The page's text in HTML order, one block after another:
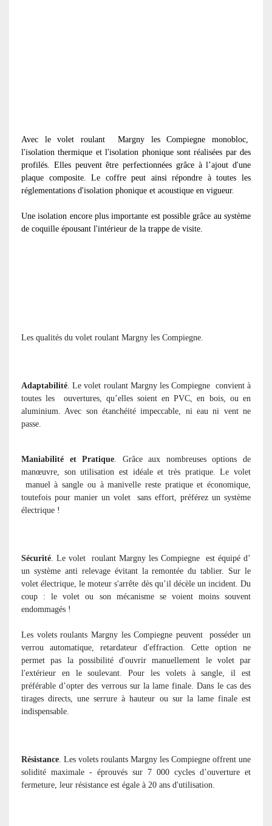
Avec le volet roulant
Margny les Compiegne monobloc,
l'isolation thermique et l'isolation phonique sont réalisées par des
profilés. Elles peuvent être perfectionnées grâce à l’ajout d'une
plaque composite. Le coffre peut ainsi répondre à toutes les
réglementations d'isolation phonique et acoustique en vigueur.
Une isolation encore plus importante est possible grâce au système
de coquille épousant l'intérieur de la trappe de visite.
Les qualités du volet roulant Margny les Compiegne.
Adaptabilité . Le volet roulant Margny les Compiegne convient à
toutes les
ouvertures, qu’elles soient en PVC, en bois, ou en
aluminium. Avec son étanchéité impeccable, ni eau ni vent ne
passe.
Maniabilité et Pratique . Grâce aux nombreuses options de
manœuvre, son utilisation est idéale et très pratique. Le volet
manuel à sangle ou à manivelle reste pratique et économique,
toutefois pour manier un volet
sans effort, préférez un système
électrique !
Sécurité . Le volet roulant Margny les Compiegne
est équipé d’
un système anti relevage évitant la remontée du tablier. Sur le
volet électrique, le moteur s'arrête dès qu’il décèle un incident. Du
coup : le volet ou son mécanisme se voient moins souvent
endommagés !
Les volets roulants Margny les Compiegne peuvent
posséder un
verrou automatique, retardateur d'effraction. Cette option ne
permet pas la possibilité d'ouvrir manuellement le volet par
l'extérieur en le soulevant. Pour les volets à sangle, il est
préférable d’opter des verrous sur la lame finale. Dans le cas des
tirages directs, une serrure à hauteur ou sur la lame finale est
indispensable.
Résistance . Les volets roulants Margny les Compiegne offrent une
solidité maximale - éprouvés sur 7 000 cycles d’ouverture et
fermeture, leur résistance est égale à 20 ans d'utilisation.